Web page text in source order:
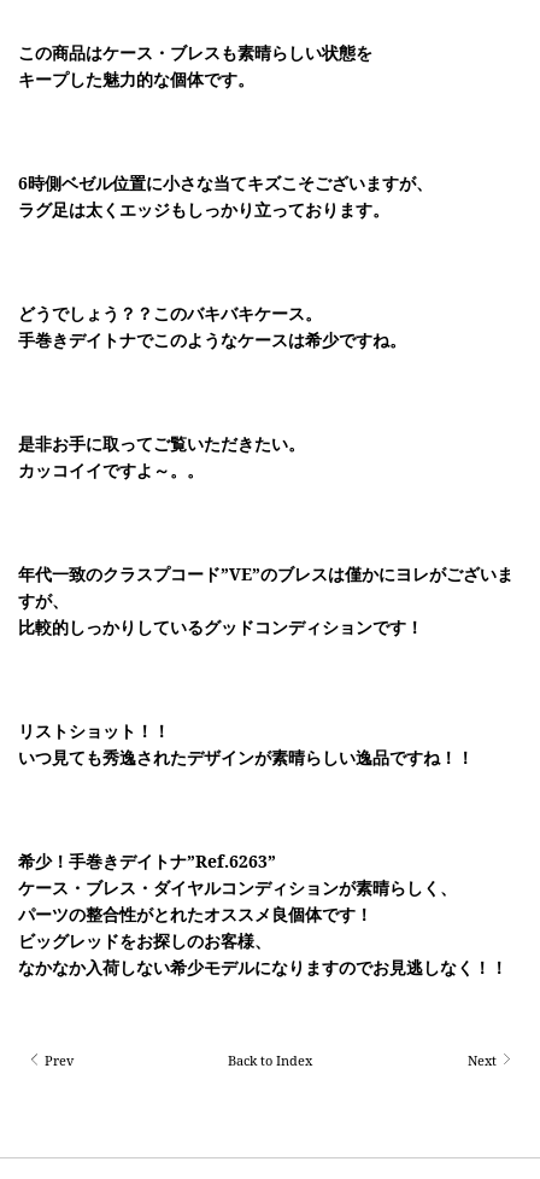
この商品はケース・ブレスも素晴らしい状態を
キープした魅力的な個体です。
6時側ベゼル位置に小さな当てキズこそございますが、
ラグ足は太くエッジもしっかり立っております。
どうでしょう？？このバキバキケース。
手巻きデイトナでこのようなケースは希少ですね。
是非お手に取ってご覧いただきたい。
カッコイイですよ～。。
年代一致のクラスプコード”VE”のブレスは僅かにヨレがございま
すが、
比較的しっかりしているグッドコンディションです！
リストショット！！
いつ見ても秀逸されたデザインが素晴らしい逸品ですね！！
希少！手巻きデイトナ”Ref.6263”
ケース・ブレス・ダイヤルコンディションが素晴らしく、
パーツの整合性がとれたオススメ良個体です！
ビッグレッドをお探しのお客様、
なかなか入荷しない希少モデルになりますのでお見逃しなく！！
Prev Back to Index Next